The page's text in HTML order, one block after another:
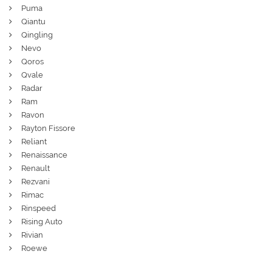
Puma
Qiantu
Qingling
Nevo
Qoros
Qvale
Radar
Ram
Ravon
Rayton Fissore
Reliant
Renaissance
Renault
Rezvani
Rimac
Rinspeed
Rising Auto
Rivian
Roewe